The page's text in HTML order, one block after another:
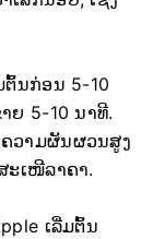
ຕົ້ນກ່ອນ 5-10
ຍ 5-10 ນາທີ.
ວາມຜັນຜວນສູງ
ະເໜີລາຄາ.
ເລີ່ມຕົ້ນ